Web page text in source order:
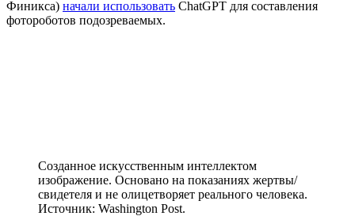
Финикса) начали использовать ChatGPT для составления
фотороботов подозреваемых.
Созданное искусственным интеллектом
изображение. Основано на показаниях жертвы/
свидетеля и не олицетворяет реального человека.
Источник: Washington Post.